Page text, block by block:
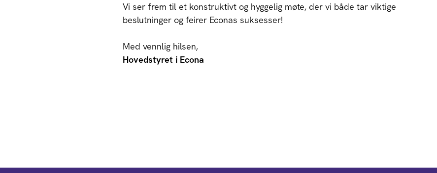
Vi ser frem til et konstruktivt og hyggelig møte, der vi både tar viktige
beslutninger og feirer Econas suksesser!
Med vennlig hilsen,
Hovedstyret i Econa